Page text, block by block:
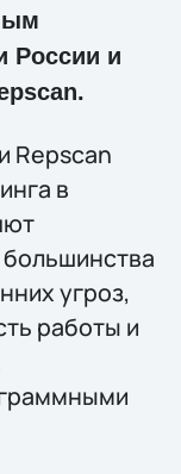
России и
Repscan
в
угроз,
работы и